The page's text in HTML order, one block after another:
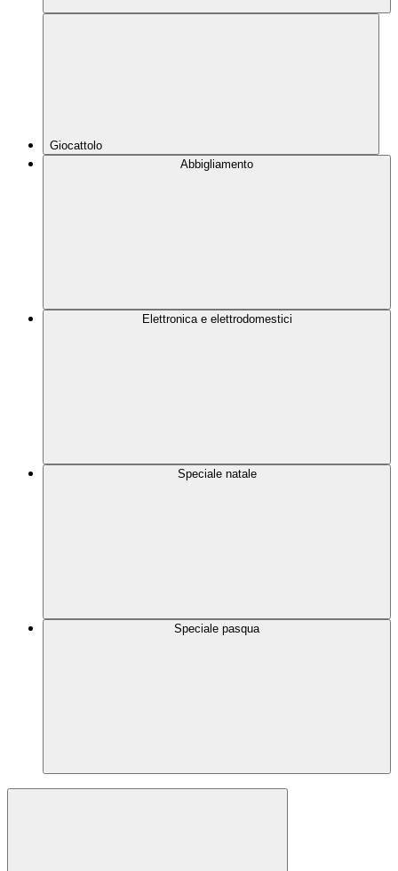
Giocattolo
Abbigliamento
Elettronica e elettrodomestici
Speciale natale
Speciale pasqua